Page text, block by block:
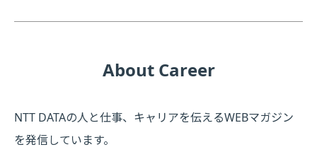
About Career
NTT DATAの人と仕事、キャリアを伝えるWEBマガジン
を発信しています。